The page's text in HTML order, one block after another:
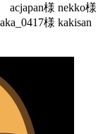
acjapan様 nekko様
様 kakisan